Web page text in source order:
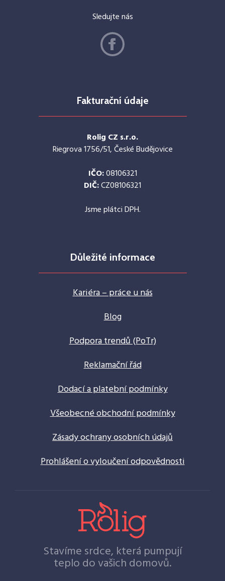
Sledujte nás
Fakturační údaje
Rolig CZ s.r.o.
Riegrova 1756/51, České Budějovice
IČO:08106321
DIČ:CZ08106321
Jsme plátci DPH.
Důležité informace
Kariéra – práce u nás
Blog
Podpora trendů (PoTr)
Reklamační řád
Dodací a platební podmínky
Všeobecné obchodní podmínky
Zásady ochrany osobních údajů
Prohlášení o vyloučení odpovědnosti
Stavíme srdce, která pumpují
teplo do vašich domovů.